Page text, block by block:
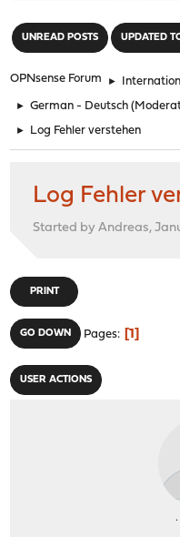
UNREAD POSTS UPDATED
OPNsense Forum ►
► German - Deutsch
► Log Fehler verstehen
Log Fehler
Started by Andreas,
PRINT
GO DOWN Pages 1
USER ACTIONS